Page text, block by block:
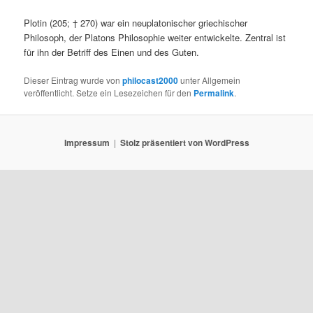
Plotin (205; † 270) war ein neuplatonischer griechischer
Philosoph, der Platons Philosophie weiter entwickelte. Zentral ist
für ihn der Betriff des Einen und des Guten.
Dieser Eintrag wurde vonphilocast2000unter Allgemein
veröffentlicht. Setze ein Lesezeichen für den Permalink.
Impressum Stolz präsentiert von WordPress